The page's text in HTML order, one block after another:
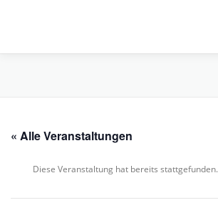
VERLEIH, TOUREN UND SUP
« Alle Veranstaltungen
Diese Veranstaltung hat bereits stattgefunden.